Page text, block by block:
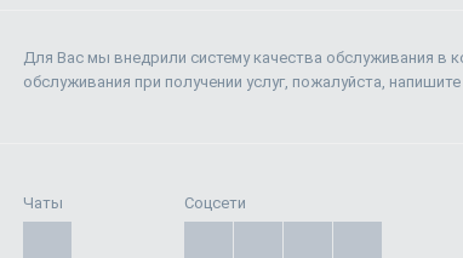
Для Вас мы внедрили систему качества обслуживания в
обслуживания при получении услуг, пожалуйста,
Чаты Соцсети